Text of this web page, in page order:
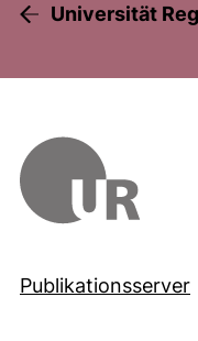
Universität
Publikationsserver